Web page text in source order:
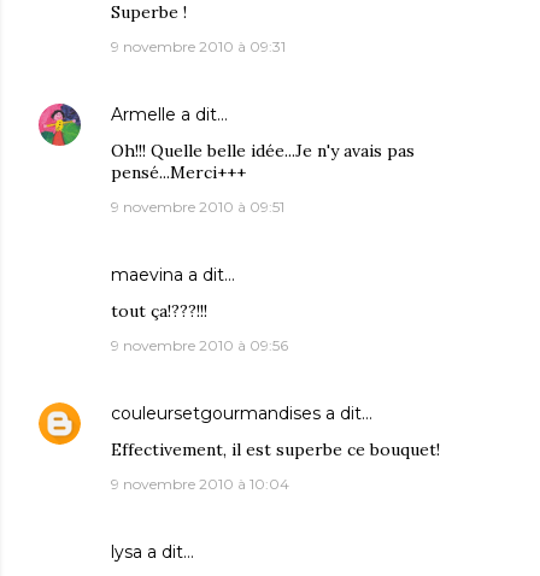
Superbe !
9 novembre 2010 à 09:31
Armelle a dit…
Oh!!! Quelle belle idée...Je n'y avais pas
pensé...Merci+++
9 novembre 2010 à 09:51
maevina a dit…
tout ça!???!!!
9 novembre 2010 à 09:56
couleursetgourmandises a dit…
Effectivement, il est superbe ce bouquet!
9 novembre 2010 à 10:04
lysa a dit…